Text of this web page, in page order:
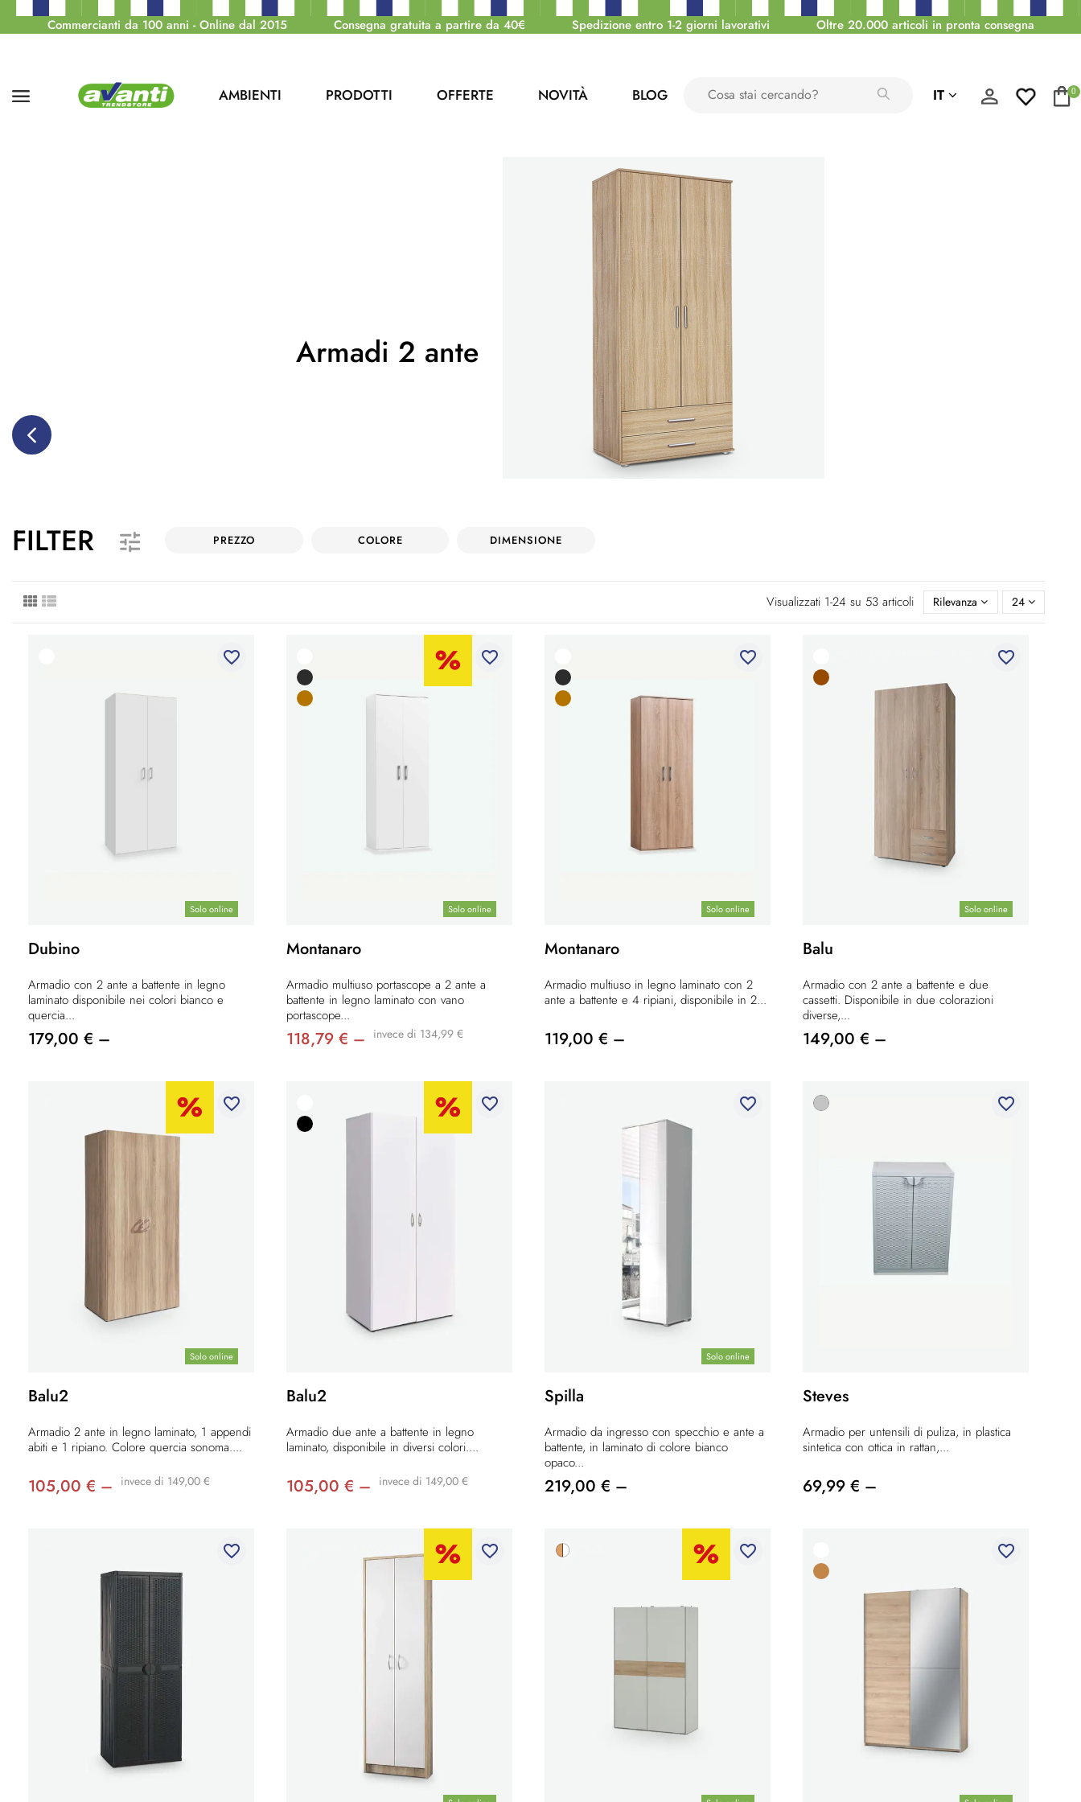
Commercianti da 100 anni - Online dal 2015 Consegna gratuita a partire da 40€ Spedizione entro 1-2 giorni lavorativi Oltre 20.000 articoli in pronta consegna
AMBIENTI PRODOTTI OFFERTE NOVITÀ BLOG IT 0
Armadi 2 ante
PREZZO COLORE DIMENSIONE
FILTER
Visualizzati 1-24 su 53 articoli Rilevanza 24
Solo online
favorite_border
Dubino
Armadio con 2 ante a battente in legno
laminato disponibile nei colori bianco e
quercia...
179,00 € –
Solo online
favorite_border
Montanaro
Armadio multiuso portascope a 2 ante a
battente in legno laminato con vano
portascope...
118,79 € – invece di 134,99 €
Solo online
favorite_border
Montanaro
Armadio multiuso in legno laminato con 2
ante a battente e 4 ripiani, disponibile in 2...
119,00 € –
Solo online
favorite_border
Balu
Armadio con 2 ante a battente e due
cassetti. Disponibile in due colorazioni
diverse,...
149,00 € –
Solo online
favorite_border
Balu2
Armadio 2 ante in legno laminato, 1 appendi
abiti e 1 ripiano. Colore quercia sonoma....
105,00 € – invece di 149,00 €
favorite_border
Balu2
Armadio due ante a battente in legno
laminato, disponibile in diversi colori....
105,00 € – invece di 149,00 €
Solo online
favorite_border
Spilla
Armadio da ingresso con specchio e ante a
battente, in laminato di colore bianco
opaco...
219,00 € –
favorite_border
Steves
Armadio per untensili di puliza, in plastica
sintetica con ottica in rattan,...
69,99 € –
favorite_border favorite_border favorite_border favorite_border